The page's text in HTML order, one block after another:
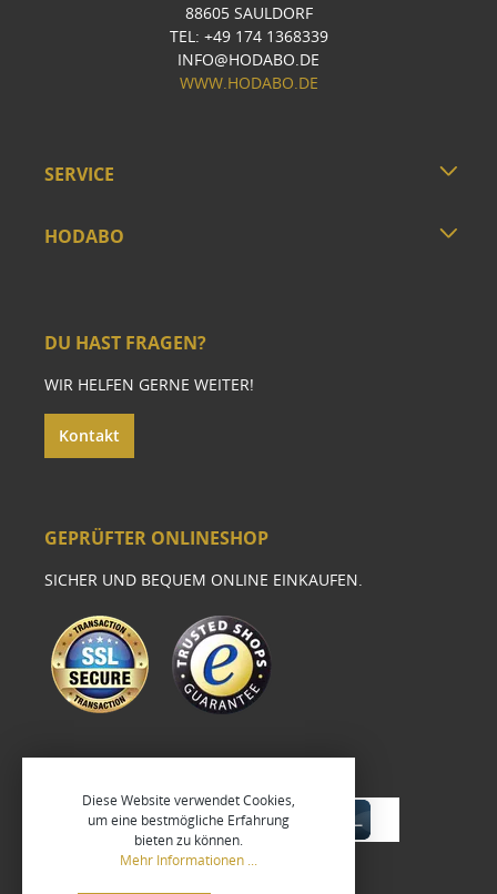
88605 SAULDORF
TEL: +49 174 1368339
INFO@HODABO.DE
WWW.HODABO.DE
SERVICE
HODABO
DU HAST FRAGEN?
WIR HELFEN GERNE WEITER!
Kontakt
GEPRÜFTER ONLINESHOP
SICHER UND BEQUEM ONLINE EINKAUFEN.
Diese Website verwendet Cookies,
um eine bestmögliche Erfahrung
bieten zu können.
Mehr Informationen ...